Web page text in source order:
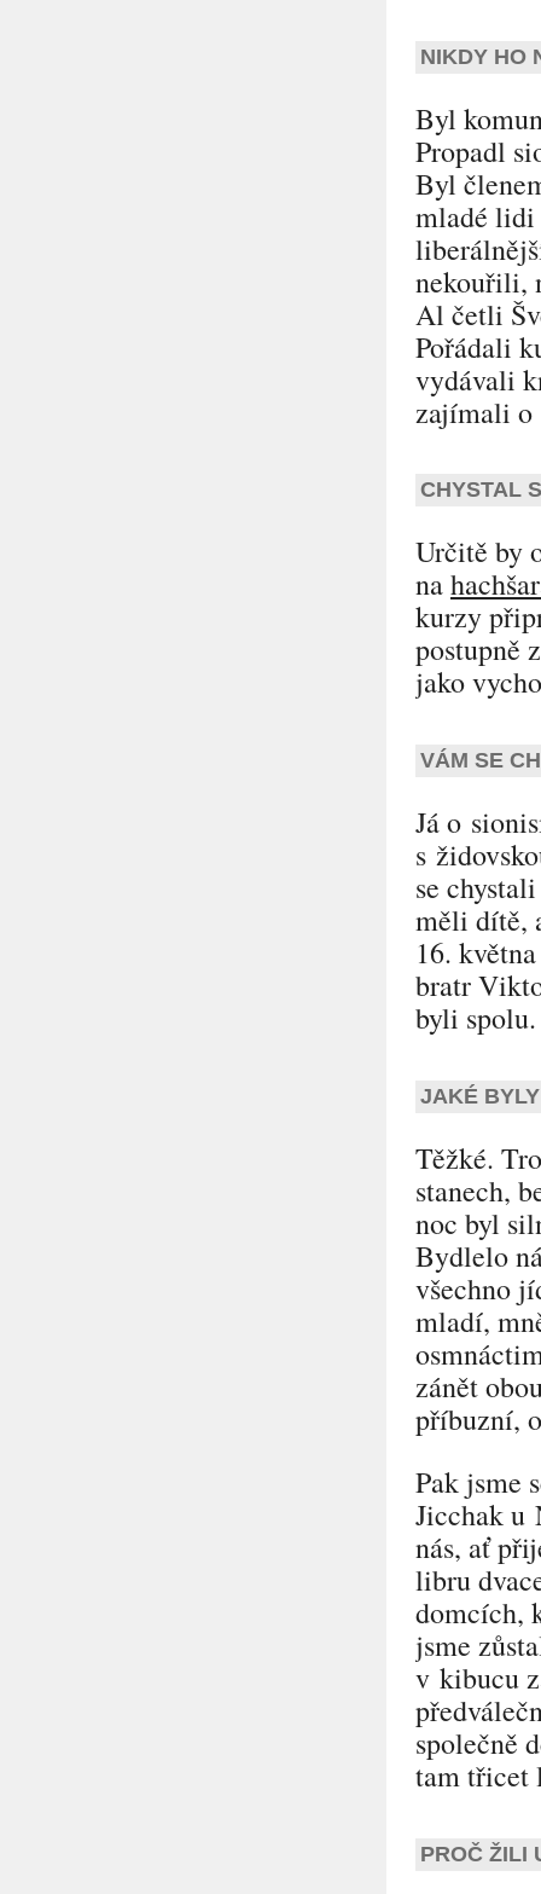
NIKDY HO
Byl
Propadl
Byl
mladé lidi
nekouřili,
Al četli
Pořádali
vydávali
zajímali o
CHYSTAL
Určitě by
na
kurzy
postupně
jako
VÁM SE
Já o
s
se
měli dítě,
16.
bratr
byli spolu.
JAKÉ
Těžké.
stanech,
noc byl
Bydlelo
všechno
mladí,
zánět
příbuzní,
Pak jsme
Jicchak u
nás, ať
libru
domcích,
jsme
v kibucu
společně
tam třicet
PROČ ŽILI